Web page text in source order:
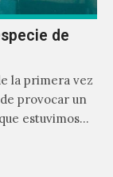
de
la primera vez
provocar un
estuvimos